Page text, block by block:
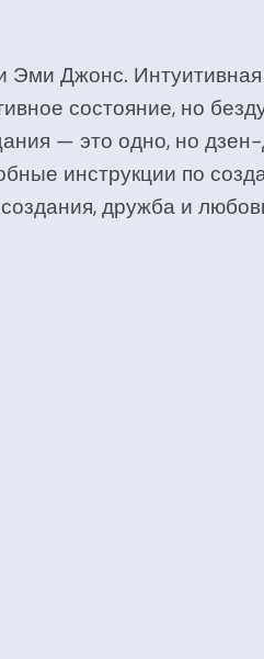
Эми Джонс.
состояние, но
— это одно, но
инструкции по
дружба и